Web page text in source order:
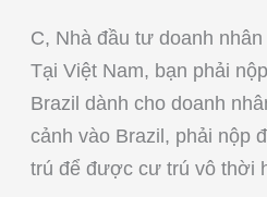
C, Nhà đầu tư doanh nhân
Tại Việt Nam, bạn phải
Brazil dành cho doanh
cảnh vào Brazil, phải nộp
trú để được cư trú vô thời